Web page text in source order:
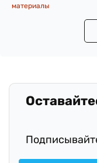
материалы